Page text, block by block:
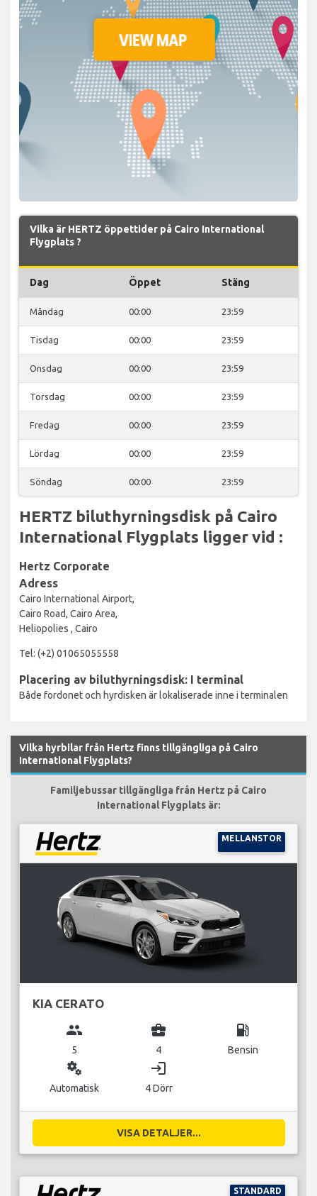
Vilka är HERTZ öppettider på Cairo International
Flygplats ?
Dag Öppet Stäng
Måndag 00:00 23:59
Tisdag 00:00 23:59
Onsdag 00:00 23:59
Torsdag 00:00 23:59
Fredag 00:00 23:59
Lördag 00:00 23:59
Söndag 00:00 23:59
HERTZ biluthyrningsdisk på Cairo
International Flygplats ligger vid :
Hertz Corporate
Adress
Cairo International Airport,
Cairo Road, Cairo Area,
Heliopolies , Cairo
Tel: (+2) 01065055558
Placering av biluthyrningsdisk: I terminal
Både fordonet och hyrdisken är lokaliserade inne i terminalen
Vilka hyrbilar från Hertz finns tillgängliga på Cairo
International Flygplats?
Familjebussar tillgängliga från Hertz på Cairo
International Flygplats är:
MELLANSTOR
KIA CERATO
group
5
business_center
4
local_gas_station
Bensin
miscellaneous_services
Automatisk
login
4 Dörr
VISA DETALJER...
STANDARD